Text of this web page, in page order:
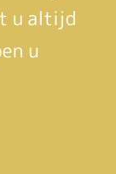
u altijd
u